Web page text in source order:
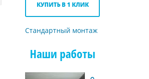
КУПИТЬ В 1 КЛИК
Стандартный монтаж
Наши работы